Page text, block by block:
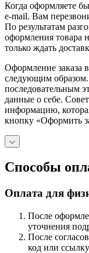
Когда оформляете
e-mail. Вам
По результатам
оформления товара
только ждать
Оформление заказа
следующим
последовательным
данные о себе.
информацию,
кнопку «Оформить
Способы
Оплата для
После
уточнения
После
код или